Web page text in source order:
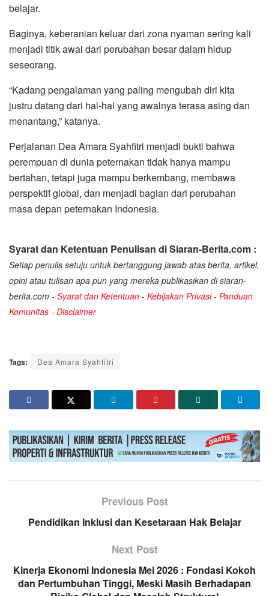
belajar.
Baginya, keberanian keluar dari zona nyaman sering kali
menjadi titik awal dari perubahan besar dalam hidup
seseorang.
“Kadang pengalaman yang paling mengubah diri kita
justru datang dari hal-hal yang awalnya terasa asing dan
menantang,” katanya.
Perjalanan Dea Amara Syahfitri menjadi bukti bahwa
perempuan di dunia peternakan tidak hanya mampu
bertahan, tetapi juga mampu berkembang, membawa
perspektif global, dan menjadi bagian dari perubahan
masa depan peternakan Indonesia.
Syarat dan Ketentuan Penulisan di Siaran-Berita.com :
Setiap penulis setuju untuk bertanggung jawab atas berita, artikel,
opini atau tulisan apa pun yang mereka publikasikan di siaran-
berita.com - Syarat dan Ketentuan - Kebijakan Privasi- Panduan
Komunitas - Disclaimer
Tags: Dea Amara Syahfitri
Previous Post
Pendidikan Inklusi dan Kesetaraan Hak Belajar
Next Post
Kinerja Ekonomi Indonesia Mei 2026 : Fondasi Kokoh
dan Pertumbuhan Tinggi, Meski Masih Berhadapan